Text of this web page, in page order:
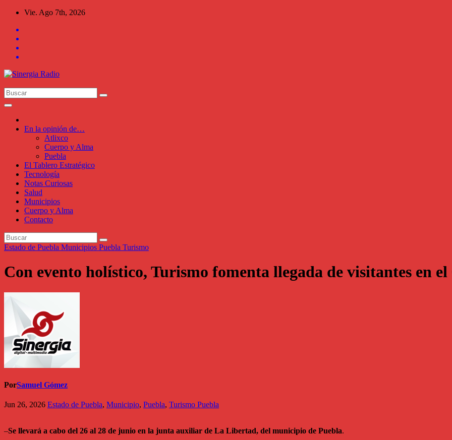
Saltar
contenido
Vie. Ago 7th, 2026
En la opinión de…
Atlixco
Cuerpo y Alma
Puebla
El Tablero Estratégico
Tecnología
Notas Curiosas
Salud
Municipios
Cuerpo y Alma
Contacto
Estado de Puebla Municipios Puebla Turismo
Con evento holístico, Turismo fomenta llegada de visitantes en el
PorSamuel Gómez
Jun 26, 2026 Estado de Puebla, Municipio, Puebla, Turismo Puebla
–Se llevará a cabo del 26 al 28 de junio en la junta auxiliar de La Libertad, del municipio de Puebla.